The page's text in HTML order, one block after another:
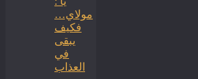
مولاي…
فكيف
يبقى
في
العذاب